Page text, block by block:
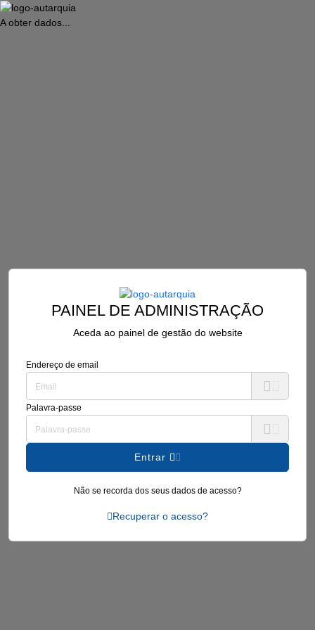
A obter dados...
PAINEL DE ADMINISTRAÇÃO
Aceda ao painel de gestão do website
Endereço de email
Palavra-passe
Entrar
Não se recorda dos seus dados de acesso?
Recuperar o acesso?